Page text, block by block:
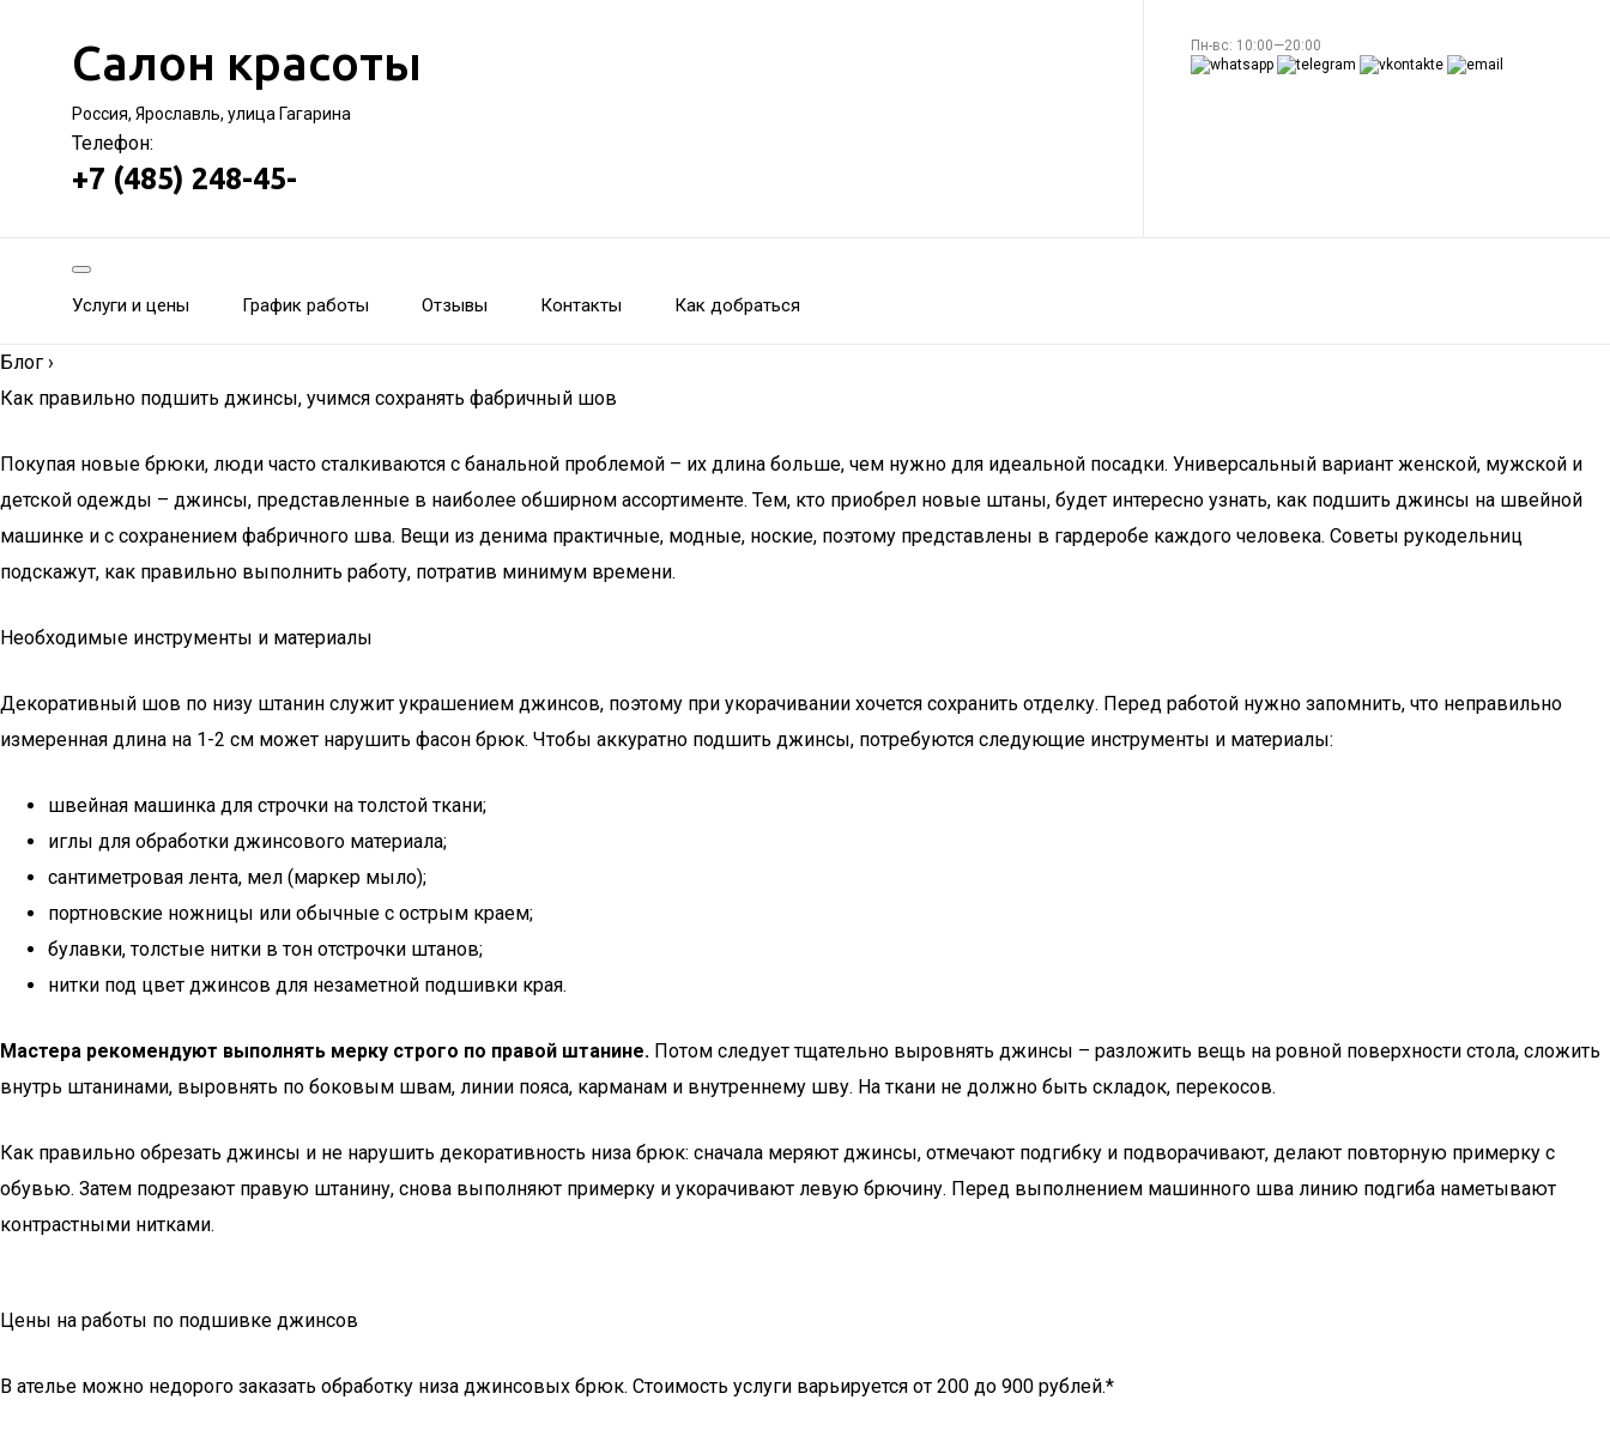
Салон красоты
Россия, Ярославль, улица Гагарина
Телефон:
+7 (485) 248-45-
Пн-вс: 10:00—20:00
Услуги и цены График работы Отзывы Контакты Как добраться
Блог ›
Как правильно подшить джинсы, учимся сохранять фабричный шов
Покупая новые брюки, люди часто сталкиваются с банальной проблемой – их длина больше, чем нужно для идеальной посадки. Универсальный вариант женской, мужской и
детской одежды – джинсы, представленные в наиболее обширном ассортименте. Тем, кто приобрел новые штаны, будет интересно узнать, как подшить джинсы на швейной
машинке и с сохранением фабричного шва. Вещи из денима практичные, модные, ноские, поэтому представлены в гардеробе каждого человека. Советы рукодельниц
подскажут, как правильно выполнить работу, потратив минимум времени.
Необходимые инструменты и материалы
Декоративный шов по низу штанин служит украшением джинсов, поэтому при укорачивании хочется сохранить отделку. Перед работой нужно запомнить, что неправильно
измеренная длина на 1-2 см может нарушить фасон брюк. Чтобы аккуратно подшить джинсы, потребуются следующие инструменты и материалы:
швейная машинка для строчки на толстой ткани;
иглы для обработки джинсового материала;
сантиметровая лента, мел (маркер мыло);
портновские ножницы или обычные с острым краем;
булавки, толстые нитки в тон отстрочки штанов;
нитки под цвет джинсов для незаметной подшивки края.
Мастера рекомендуют выполнять мерку строго по правой штанине. Потом следует тщательно выровнять джинсы – разложить вещь на ровной поверхности стола, сложить
внутрь штанинами, выровнять по боковым швам, линии пояса, карманам и внутреннему шву. На ткани не должно быть складок, перекосов.
Как правильно обрезать джинсы и не нарушить декоративность низа брюк: сначала меряют джинсы, отмечают подгибку и подворачивают, делают повторную примерку с
обувью. Затем подрезают правую штанину, снова выполняют примерку и укорачивают левую брючину. Перед выполнением машинного шва линию подгиба наметывают
контрастными нитками.
Цены на работы по подшивке джинсов
В ателье можно недорого заказать обработку низа джинсовых брюк. Стоимость услуги варьируется от 200 до 900 рублей.*